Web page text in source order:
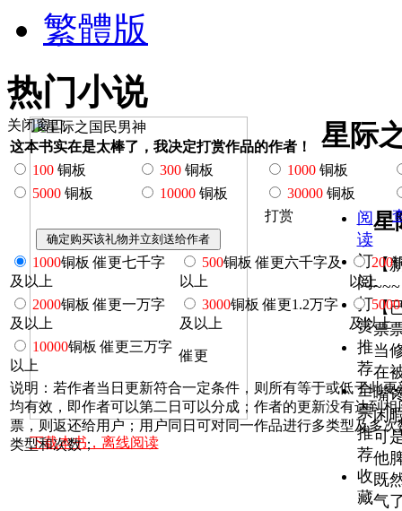
繁體版
热门小说
关闭窗口
这本书实在是太棒了，我决定打赏作品的作者！
100 铜板 300 铜板 1000 铜板
5000 铜板 10000 铜板 30000 铜板
打赏
1000铜板 催更七千字
及以上
500铜板 催更六千字及
以上
200
以上
2000铜板 催更一万字
及以上
3000铜板 催更1.2万字
及以上
5000
及以上
10000铜板 催更三万字
以上
催更
说明：若作者当日更新符合一定条件，则所有等于或低于此
均有效，即作者可以第二日可以分成；作者的更新没有达到
票，则返还给用户；用户同日可对同一作品进行多类型及多
类型和次数；
下载本书，离线阅读
星际
阅
读
订
阅
打
赏
推
荐
全
票
推
荐
收
藏
星
【
【
票
当
在
嘴
闲
可
他
既
气